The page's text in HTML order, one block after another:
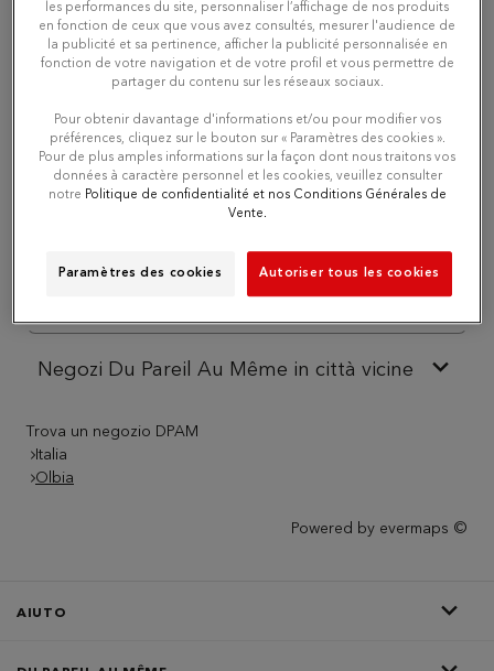
1
Du Pareil au même OLBIA
UMBERTO
C.SO UMBERTO, 130
07026 OLBIA
Aperto alle 10:00 - 20:00
Itinerario
Negozi Du Pareil Au Même in città vicine
Trova un negozio DPAM
Italia
Olbia
Powered by evermaps ©
AIUTO
les performances du site, personnaliser l’affichage de nos produits
en fonction de ceux que vous avez consultés, mesurer l'audience de
la publicité et sa pertinence, afficher la publicité personnalisée en
fonction de votre navigation et de votre profil et vous permettre de
partager du contenu sur les réseaux sociaux.
Pour obtenir davantage d'informations et/ou pour modifier vos
préférences, cliquez sur le bouton sur « Paramètres des cookies ».
Pour de plus amples informations sur la façon dont nous traitons vos
données à caractère personnel et les cookies, veuillez consulter
notre Politique de confidentialité et nos Conditions Générales de
Vente.
Paramètres des cookies Autoriser tous les cookies